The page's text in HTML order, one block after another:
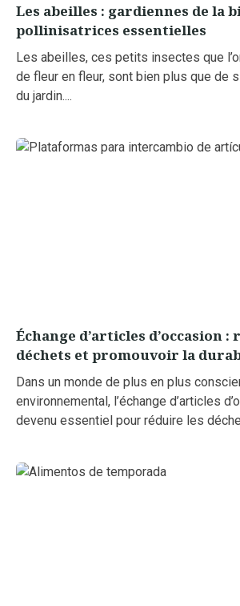
Les abeilles : gardiennes de la
pollinisatrices essentielles
Les abeilles, ces petits insectes que
de fleur en fleur, sont bien plus que de
du jardin....
Échange d’articles d’occasion :
déchets et promouvoir la
Dans un monde de plus en plus
environnemental, l’échange d’articles
devenu essentiel pour réduire les